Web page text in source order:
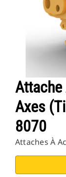
Axes
8070
Attaches À